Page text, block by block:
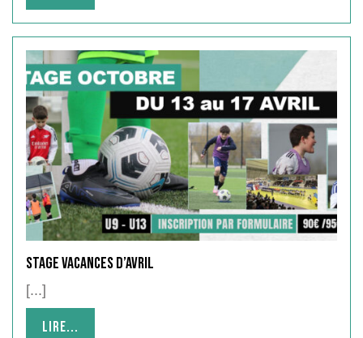
Stage Vacances d’Avril
[...]
Lire...